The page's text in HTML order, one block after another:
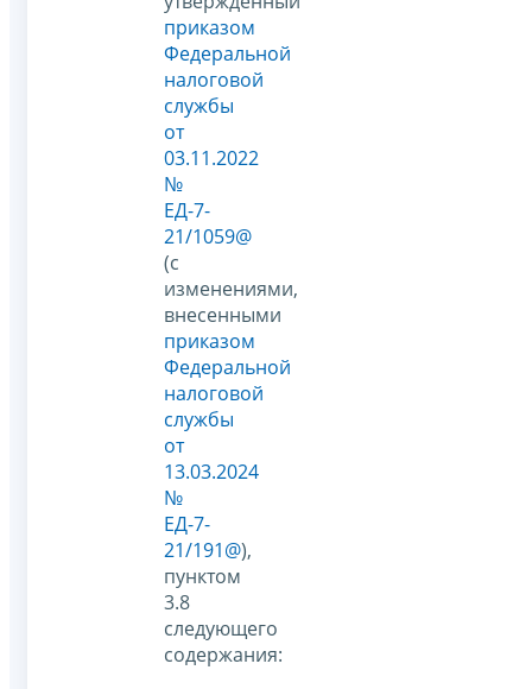
приказом
Федеральной
налоговой
службы
от
03.11.2022
№
ЕД-7-
21/1059@
(с
изменениями,
внесенными
приказом
Федеральной
налоговой
службы
от
13.03.2024
№
ЕД-7-
21/191@),
пунктом
3.8
следующего
содержания: